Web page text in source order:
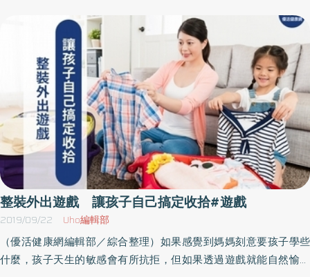
甚至死亡。其他常合併的發現有視網膜出血，顱骨骨折，肋骨、鎖
骨骨折，頭臉或身體皮膚瘀血等。後遺症如：失明、癱瘓、學習障
礙、動作發育遲緩、語言障礙、腦性麻痺、動作發育遲滯、癲癇。
後續可能需安排許多復健，如物理、職能及語言等治療，長期仰賴
藥物控制癲癇，造成孩子生活適應、自我照顧能力、自我形象、情
緒、人際、學習等問題。安全抱小孩 避免無法挽回的遺憾小兒科
醫師叮嚀家長，大部分嬰兒在出生後數個月內會有情緒不易安撫或
哭鬧的情形，大人要學習如何處理，不管任何理由絕對不能搖晃小
孩。抱寶寶時，頭、脖子、背部要維持一直線，一起移動，大人雙
手同時托著寶寶的頭與背，切記一定要把頸部支撐好，避免頭部劇
烈搖晃。萬一不小心真的搖晃了嬰兒，切記要立刻送醫，就診時一
定要告知醫師，及早診治有助避免無法挽回的結果及減少後遺症的
發生。另外，可參考國民健康署健康99網站「嬰兒搖晃症候群」動
畫影片（https://youtu.be/NqvdMtmtkbc），讓照顧者更清楚了解
其成因及症狀。
宇職能治療師）
的世界又會變成怎樣呢？無人駕駛車的普及，機器人為我們進行手
術，用一支智慧型手機就能遠距離遙控家中的所有家電，未來的時
代應該如此吧！而讓這些變化成為真實的關鍵，就是「程式設
計」。未來將生活在被程式操控世界中的孩子們，理所當然的必須
要認識程式設計才行。並針對程式設計會產生的問題與狀況必須要
有能力解決，而這也是為什麼全世界各國都在新的課程綱要中納入
程式設計教育，讓孩子們也開始學習程式設計，並且培養實際解決
問題的能力。不知道該如何開始程式設計教育？就從不插電遊戲開
始吧！要從哪裡開始程式設計，又該如何開始呢？若要學習程式設
計就必須先了解程式嗎？會很困難嗎？如果你也有這麼多疑問，那
就從「不插電程式設計遊戲」開始吧！什麼是不插電 (unplugged)
？如同字面上的意思，不插電，即沒有連結電腦的電腦科學教育活
動。學習電腦卻不用電腦？電腦程式的運行原理或學習程式設計時
所需要的概念等，在即使沒有電腦，卻可以透過遊戲進行學習的活
動，就是不插電遊戲。不論是誰都能夠輕鬆有趣的學習不插電程式
整裝外出遊戲 讓孩子自己搞定收拾#遊戲
2019/09/22 Uho編輯部
（優活健康網編輯部／綜合整理）如果感覺到媽媽刻意要孩子學些
什麼，孩子天生的敏感會有所抗拒，但如果透過遊戲就能自然愉快